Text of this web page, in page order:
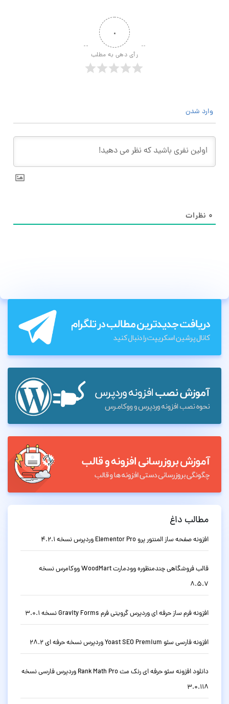
۰
رأی دهی به مطلب
وارد شدن
۰ نظرات
مطالب داغ
افزونه صفحه ساز المنتور پرو Elementor Pro وردپرس نسخه 4.2.1
قالب فروشگاهی چندمنظوره وودمارت WoodMart ووکامرس نسخه
8.5.7
افزونه فرم ساز حرفه ای وردپرس گرویتی فرم Gravity Forms نسخه 3.0.1
افزونه فارسی سئو Yoast SEO Premium وردپرس نسخه حرفه ای 28.2
دانلود افزونه سئو حرفه ای رنک مث Rank Math Pro وردپرس فارسی نسخه
3.0.118